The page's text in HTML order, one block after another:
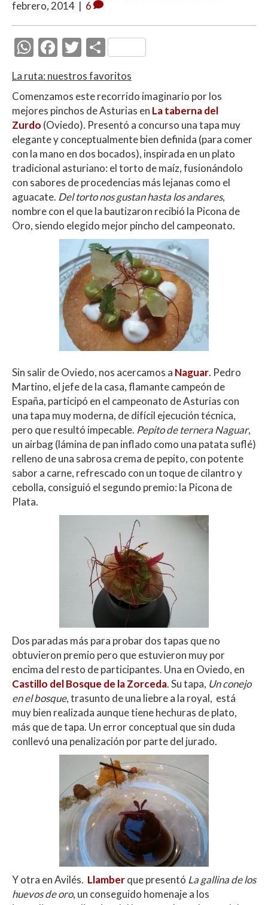
febrero, 2014 | 6
W
h
at
s
A
p
p
F
ac
e
b
o
o
k
T
w
itt
er
C
o
m
p
ar
ti
r
La ruta: nuestros favoritos
Comenzamos este recorrido imaginario por los
mejores pinchos de Asturias en La taberna del
Zurdo (Oviedo). Presentó a concurso una tapa muy
elegante y conceptualmente bien definida (para comer
con la mano en dos bocados), inspirada en un plato
tradicional asturiano: el torto de maíz, fusionándolo
con sabores de procedencias más lejanas como el
aguacate. Del torto nos gustan hasta los andares,
nombre con el que la bautizaron recibió la Picona de
Oro, siendo elegido mejor pincho del campeonato.
Sin salir de Oviedo, nos acercamos a Naguar. Pedro
Martino, el jefe de la casa, flamante campeón de
España, participó en el campeonato de Asturias con
una tapa muy moderna, de difícil ejecución técnica,
pero que resultó impecable. Pepito de ternera Naguar,
un airbag (lámina de pan inflado como una patata suflé)
relleno de una sabrosa crema de pepito, con potente
sabor a carne, refrescado con un toque de cilantro y
cebolla, consiguió el segundo premio: la Picona de
Plata.
Dos paradas más para probar dos tapas que no
obtuvieron premio pero que estuvieron muy por
encima del resto de participantes. Una en Oviedo, en
Castillo del Bosque de la Zorceda. Su tapa, Un conejo
en el bosque, trasunto de una liebre a la royal, está
muy bien realizada aunque tiene hechuras de plato,
más que de tapa. Un error conceptual que sin duda
conllevó una penalización por parte del jurado.
Y otra en Avilés. Llamberque presentó La gallina de los
huevos de oro, un conseguido homenaje a los